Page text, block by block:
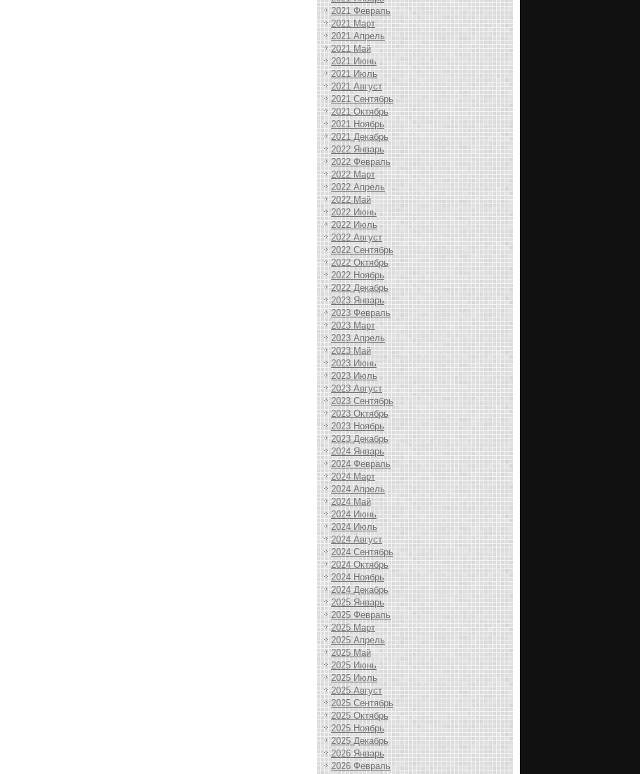
2021 Февраль
2021 Март
2021 Апрель
2021 Май
2021 Июнь
2021 Июль
2021 Август
2021 Сентябрь
2021 Октябрь
2021 Ноябрь
2021 Декабрь
2022 Январь
2022 Февраль
2022 Март
2022 Апрель
2022 Май
2022 Июнь
2022 Июль
2022 Август
2022 Сентябрь
2022 Октябрь
2022 Ноябрь
2022 Декабрь
2023 Январь
2023 Февраль
2023 Март
2023 Апрель
2023 Май
2023 Июнь
2023 Июль
2023 Август
2023 Сентябрь
2023 Октябрь
2023 Ноябрь
2023 Декабрь
2024 Январь
2024 Февраль
2024 Март
2024 Апрель
2024 Май
2024 Июнь
2024 Июль
2024 Август
2024 Сентябрь
2024 Октябрь
2024 Ноябрь
2024 Декабрь
2025 Январь
2025 Февраль
2025 Март
2025 Апрель
2025 Май
2025 Июнь
2025 Июль
2025 Август
2025 Сентябрь
2025 Октябрь
2025 Ноябрь
2025 Декабрь
2026 Январь
2026 Февраль